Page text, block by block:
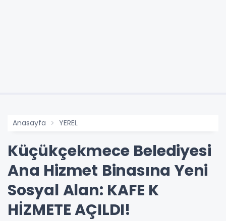
Anasayfa YEREL
Küçükçekmece Belediyesi
Ana Hizmet Binasına Yeni
Sosyal Alan: KAFE K
HİZMETE AÇILDI!